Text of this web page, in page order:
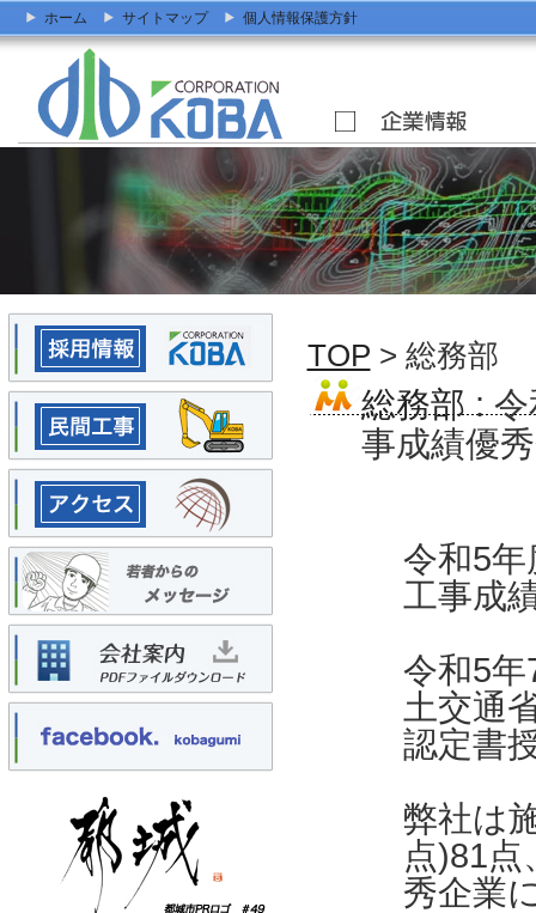
ホーム サイトマップ 個人情報保護方針
TOP > 総務部
総務部 :
事成績優
令和5
工事成
令和5
土交通
認定書
弊社は
点)81
秀企業